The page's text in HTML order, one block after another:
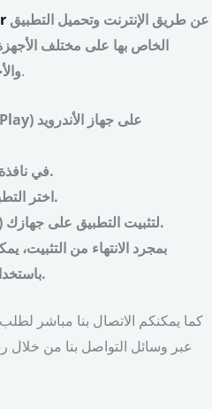
الخاص بها على مختلف
.
” في نافذة البحث.
اختر التطبيق الصحيح من النتائج التي تظهر.
اضغط على زر “تثبيت” (Install) لتثبيت التطبيق على جهازك.
بمجرد الانتهاء من التثبيت،
الخاصة بك.
كما يمكنكم الاتصال بنا مباشر لطلب
عبر وسائل التواصل بنا من خلال